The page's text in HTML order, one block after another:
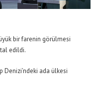
bir farenin görülmesi
edildi.
Denizi’ndeki ada ülkesi